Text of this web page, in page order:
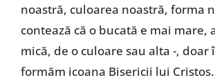
noastră, culoarea noastră, forma
contează că o bucată e mai mare,
mică, de o culoare sau alta -, doar
formăm icoana Bisericii lui